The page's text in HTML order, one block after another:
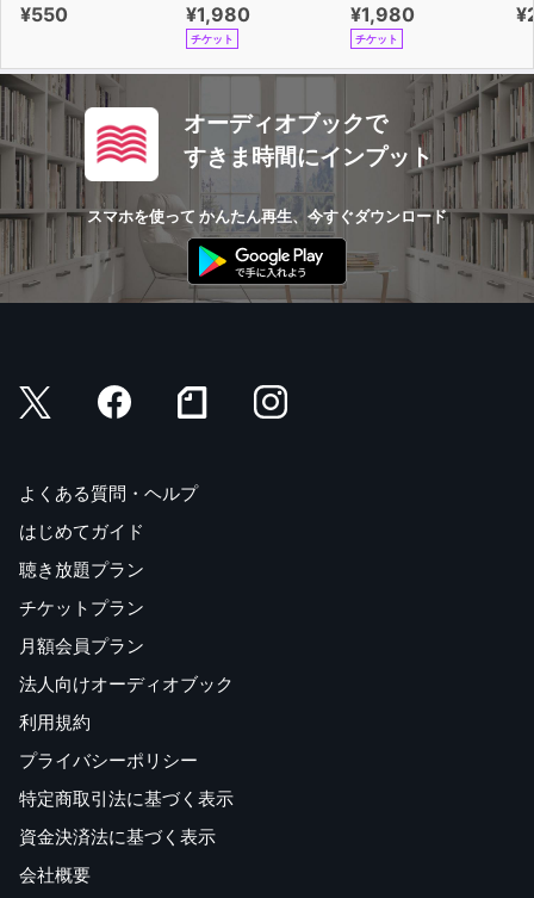
¥550 ¥1,980
チケット
¥1,980
チケット
オーディオブックで
すきま時間にインプット
スマホを使って かんたん再生、今すぐダウンロード
よくある質問・ヘルプ
はじめてガイド
聴き放題プラン
チケットプラン
月額会員プラン
法人向けオーディオブック
利用規約
プライバシーポリシー
特定商取引法に基づく表示
資金決済法に基づく表示
会社概要